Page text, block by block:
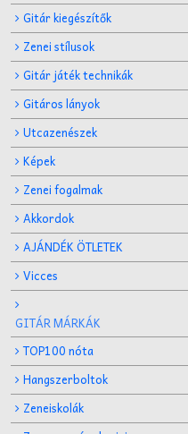
Gitár kiegészítők
Zenei stílusok
Gitár játék technikák
Gitáros lányok
Utcazenészek
Képek
Zenei fogalmak
Akkordok
AJÁNDÉK ÖTLETEK
Vicces
GITÁR MÁRKÁK
TOP100 nóta
Hangszerboltok
Zeneiskolák